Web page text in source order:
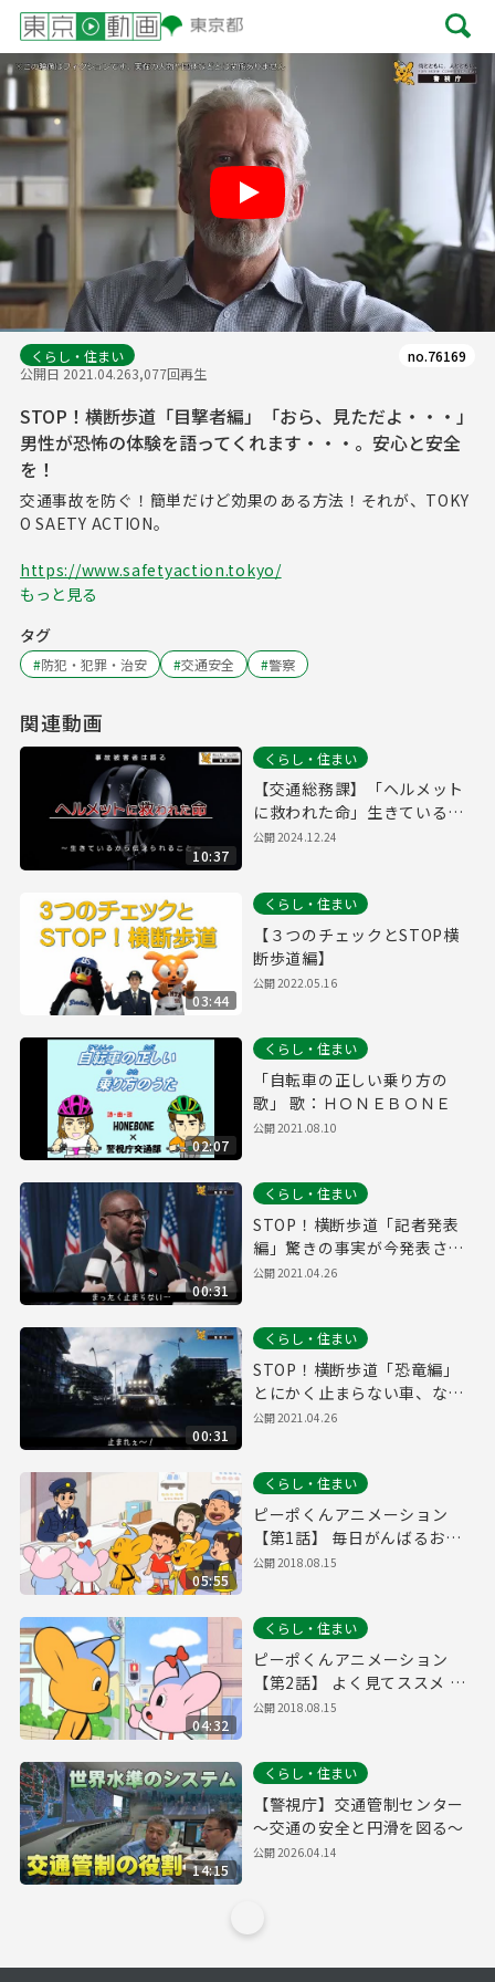
Play
くらし・住まい
公開日 2021.04.263,077回再生
no.76169
STOP！横断歩道「目撃者編」「おら、見ただよ・・・」
男性が恐怖の体験を語ってくれます・・・。安心と安全
を！
交通事故を防ぐ！簡単だけど効果のある方法！それが、TOKY
O SAETY ACTION。
https://www.safetyaction.tokyo/
もっと見る
タグ
#防犯・犯罪・治安 #交通安全 #警察
関連動画
10:37
くらし・住まい
【交通総務課】「ヘルメット
に救われた命」生きているか
ら伝えられるメッセージ
公開2024.12.24
03:44
くらし・住まい
【３つのチェックとSTOP横
断歩道編】
公開2022.05.16
02:07
くらし・住まい
「自転車の正しい乗り方の
歌」 歌：ＨＯＮＥＢＯＮＥ
公開2021.08.10
00:31
くらし・住まい
STOP！横断歩道「記者発表
編」驚きの事実が今発表され
る・・・。「東京怖い」なん
公開2021.04.26
00:31
くらし・住まい
STOP！横断歩道「恐竜編」
とにかく止まらない車、なぜ
なら・・・。あなたは止まれ
公開2021.04.26
05:55
くらし・住まい
ピーポくんアニメーション
【第1話】 毎日がんばるおま
わりさん！の巻
公開2018.08.15
04:32
くらし・住まい
ピーポくんアニメーション
【第2話】 よく見てススメ 青
信号！の巻
公開2018.08.15
14:15
くらし・住まい
【警視庁】交通管制センター
～交通の安全と円滑を図る～
公開2026.04.14